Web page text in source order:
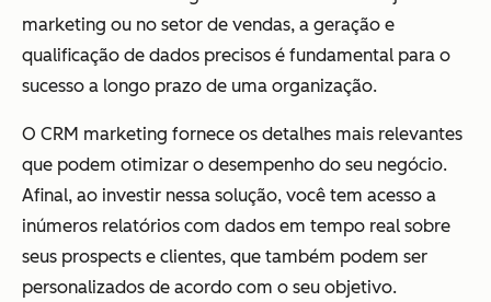
marketing ou no setor de vendas, a geração e
qualificação de dados precisos é fundamental para o
sucesso a longo prazo de uma organização.
O CRM marketing fornece os detalhes mais relevantes
que podem otimizar o desempenho do seu negócio.
Afinal, ao investir nessa solução, você tem acesso a
inúmeros relatórios com dados em tempo real sobre
seus prospects e clientes, que também podem ser
personalizados de acordo com o seu objetivo.